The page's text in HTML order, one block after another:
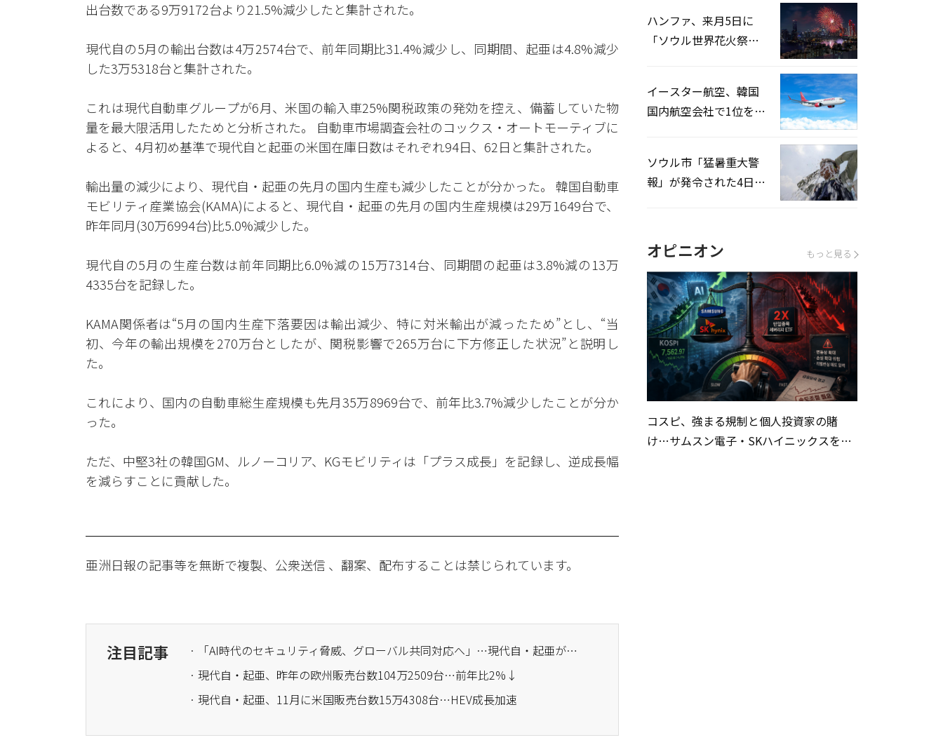
出台数である9万9172台より21.5%減少したと集計された。
現代自の5月の輸出台数は4万2574台で、前年同期比31.4%減少し、同期間、起亜は4.8%減少
した3万5318台と集計された。
これは現代自動車グループが6月、米国の輸入車25%関税政策の発効を控え、備蓄していた物
量を最大限活用したためと分析された。 自動車市場調査会社のコックス・オートモーティブに
よると、4月初め基準で現代自と起亜の米国在庫日数はそれぞれ94日、62日と集計された。
輸出量の減少により、現代自・起亜の先月の国内生産も減少したことが分かった。 韓国自動車
モビリティ産業協会(KAMA)によると、現代自・起亜の先月の国内生産規模は29万1649台で、
昨年同月(30万6994台)比5.0%減少した。
現代自の5月の生産台数は前年同期比6.0%減の15万7314台、同期間の起亜は3.8%減の13万
4335台を記録した。
KAMA関係者は“5月の国内生産下落要因は輸出減少、特に対米輸出が減ったため”とし、“当
初、今年の輸出規模を270万台としたが、関税影響で265万台に下方修正した状況”と説明し
た。
これにより、国内の自動車総生産規模も先月35万8969台で、前年比3.7%減少したことが分か
った。
ただ、中堅3社の韓国GM、ルノーコリア、KGモビリティは「プラス成長」を記録し、逆成長幅
を減らすことに貢献した。
亜洲日報の記事等を無断で複製、公衆送信 、翻案、配布することは禁じられています。
注目記事
· 「AI時代のセキュリティ脅威、グローバル共同対応へ」…現代自・起亜が「サイバーセキュリティ・ワーキンググループ」を発足
· 現代自・起亜、昨年の欧州販売台数104万2509台…前年比2%↓
· 現代自・起亜、11月に米国販売台数15万4308台…HEV成長加速
ハンファ、来月5日に
「ソウル世界花火祭り
イースター航空、韓国
国内航空会社で1位を記
ソウル市「猛暑重大警
報」が発令された4日、
オピニオン もっと見る
コスピ、強まる規制と個人投資家の賭
け…サムスン電子・SKハイニックスを巡